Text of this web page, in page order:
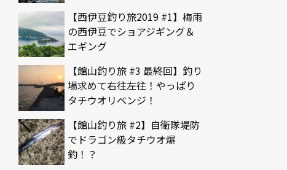
【西伊豆釣り旅2019 #1】梅雨
の西伊豆でショアジギング＆
エギング
【館山釣り旅 #3 最終回】釣り
場求めて右往左往！やっぱり
タチウオリベンジ！
【館山釣り旅 #2】自衛隊堤防
でドラゴン級タチウオ爆
釣！？